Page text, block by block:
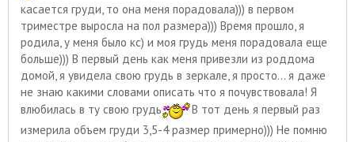
касается груди, то она меня порадовала))) в первом
триместре выросла на пол размера))) Время прошло, я
родила, у меня было кс) и моя грудь меня порадовала еще
больше))) В первый день как меня привезли из роддома
домой, я увидела свою грудь в зеркале, я просто... я даже
не знаю какими словами описать что я почувствовала! Я
влюбилась в ту свою грудь
В тот день я первый раз
измерила объем груди 3,5-4 размер примерно))) Не помню